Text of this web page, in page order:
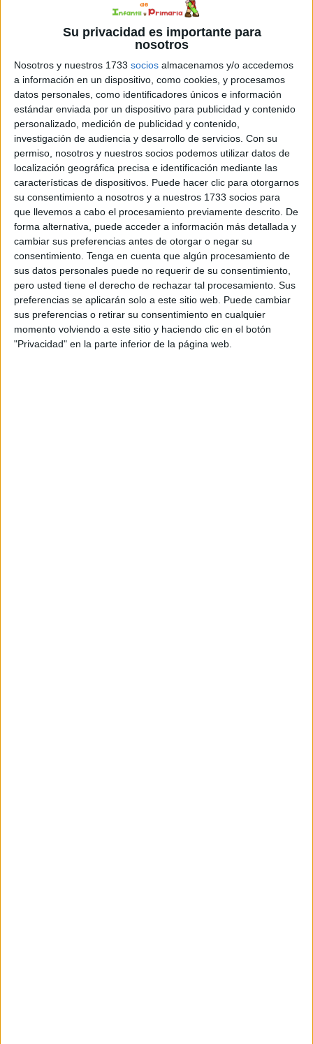
Su privacidad es importante para
nosotros
Nosotros y nuestros 1733 socios almacenamos y/o accedemos
a información en un dispositivo, como cookies, y procesamos
datos personales, como identificadores únicos e información
estándar enviada por un dispositivo para publicidad y contenido
personalizado, medición de publicidad y contenido,
investigación de audiencia y desarrollo de servicios. Con su
permiso, nosotros y nuestros socios podemos utilizar datos de
localización geográfica precisa e identificación mediante las
características de dispositivos. Puede hacer clic para otorgarnos
su consentimiento a nosotros y a nuestros 1733 socios para
que llevemos a cabo el procesamiento previamente descrito. De
forma alternativa, puede acceder a información más detallada y
cambiar sus preferencias antes de otorgar o negar su
consentimiento. Tenga en cuenta que algún procesamiento de
sus datos personales puede no requerir de su consentimiento,
pero usted tiene el derecho de rechazar tal procesamiento. Sus
preferencias se aplicarán solo a este sitio web. Puede cambiar
sus preferencias o retirar su consentimiento en cualquier
momento volviendo a este sitio y haciendo clic en el botón
"Privacidad" en la parte inferior de la página web.